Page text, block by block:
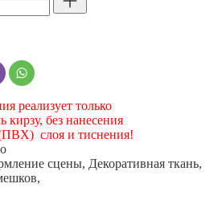
реализует только
без нанесения
слоя и тиснения!
сцены, Декоративная ткань,